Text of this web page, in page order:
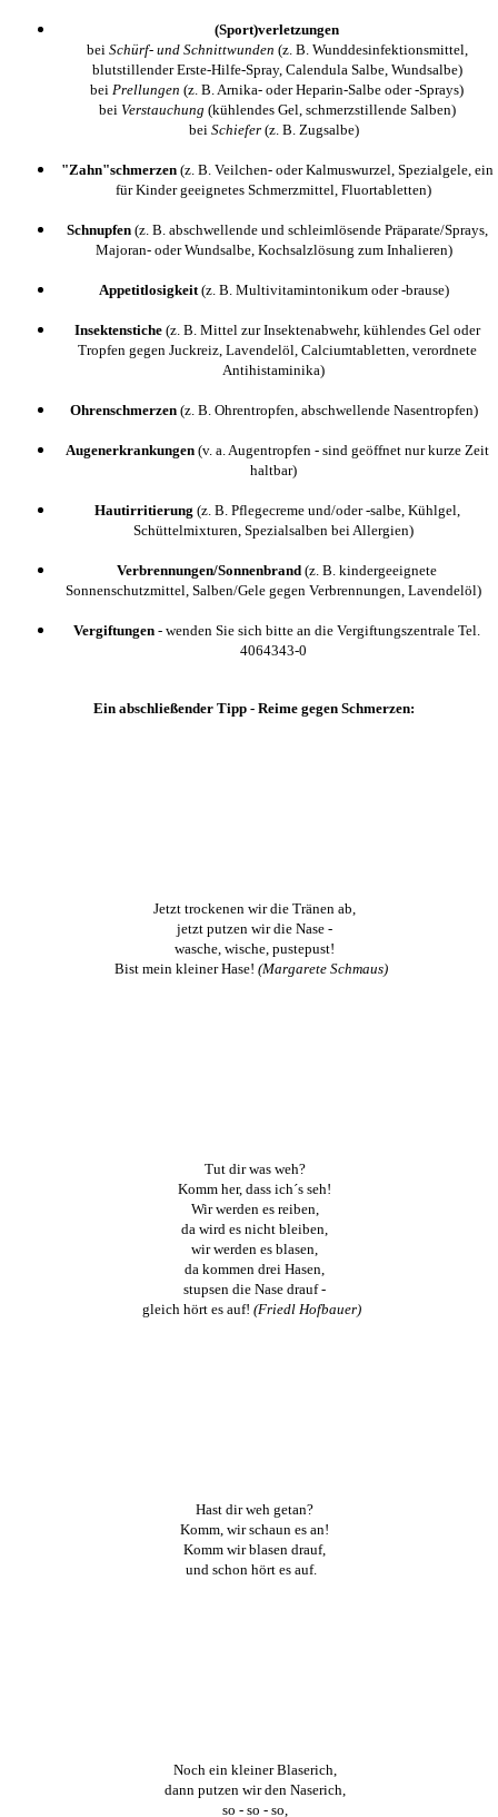
(Sport)verletzungen
bei Schürf- und Schnittwunden (z. B. Wunddesinfektionsmittel,
blutstillender Erste-Hilfe-Spray, Calendula Salbe, Wundsalbe)
bei Prellungen (z. B. Arnika- oder Heparin-Salbe oder -Sprays)
bei Verstauchung (kühlendes Gel, schmerzstillende Salben)
bei Schiefer(z. B. Zugsalbe)
"Zahn"schmerzen(z. B. Veilchen- oder Kalmuswurzel, Spezialgele, ein
für Kinder geeignetes Schmerzmittel, Fluortabletten)
Schnupfen(z. B. abschwellende und schleimlösende Präparate/Sprays,
Majoran- oder Wundsalbe, Kochsalzlösung zum Inhalieren)
Appetitlosigkeit(z. B. Multivitamintonikum oder -brause)
Insektenstiche(z. B. Mittel zur Insektenabwehr, kühlendes Gel oder
Tropfen gegen Juckreiz, Lavendelöl, Calciumtabletten, verordnete
Antihistaminika)
Ohrenschmerzen(z. B. Ohrentropfen, abschwellende Nasentropfen)
Augenerkrankungen(v. a. Augentropfen - sind geöffnet nur kurze Zeit
haltbar)
Hautirritierung (z. B. Pflegecreme und/oder -salbe, Kühlgel,
Schüttelmixturen, Spezialsalben bei Allergien)
Verbrennungen/Sonnenbrand (z. B. kindergeeignete
Sonnenschutzmittel, Salben/Gele gegen Verbrennungen, Lavendelöl)
Vergiftungen - wenden Sie sich bitte an die Vergiftungszentrale Tel.
4064343-0
Ein abschließender Tipp - Reime gegen Schmerzen:
Jetzt trockenen wir die Tränen ab,
jetzt putzen wir die Nase -
wasche, wische, pustepust!
Bist mein kleiner Hase! (Margarete Schmaus)
Tut dir was weh?
Komm her, dass ich´s seh!
Wir werden es reiben,
da wird es nicht bleiben,
wir werden es blasen,
da kommen drei Hasen,
stupsen die Nase drauf -
gleich hört es auf! (Friedl Hofbauer)
Hast dir weh getan?
Komm, wir schaun es an!
Komm wir blasen drauf,
und schon hört es auf.
Noch ein kleiner Blaserich,
dann putzen wir den Naserich,
so - so - so,